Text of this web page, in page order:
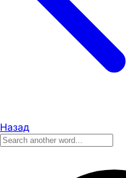
Назад